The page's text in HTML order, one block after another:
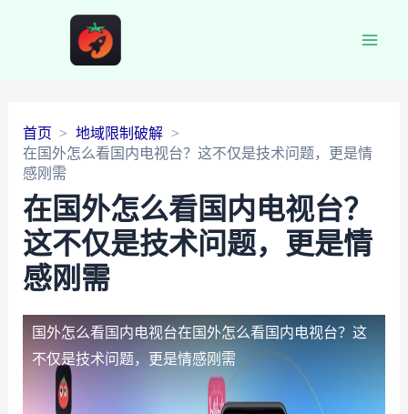
首页
地域限制破解
在国外怎么看国内电视台？这不仅是技术问题，更是情
感刚需
在国外怎么看国内电视台？
这不仅是技术问题，更是情
感刚需
国外怎么看国内电视台在国外怎么看国内电视台？这
不仅是技术问题，更是情感刚需